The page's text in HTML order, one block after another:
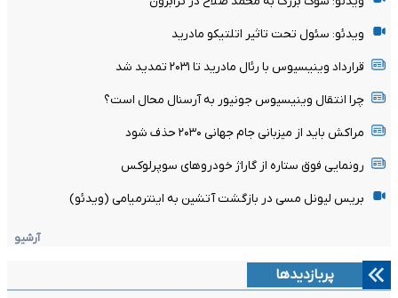
ویدئو: سئول تحت تاثیر اتلتیکو مادرید
قرارداد وینیسیوس با رئال مادرید تا ۲۰۳۱ تمدید شد
چرا انتقال وینیسیوس جونیور به آرسنال محال است؟
مراکش باید از میزبانی جام جهانی ۲۰۳۰ حذف شود
رونمایی فوق ستاره از گاراژ خودروهای سوپرلوکس
بریس لیونل مسی در بازگشت آتشین به اینترمیامی (ویدئو)
آرشیو
پربازدیدها